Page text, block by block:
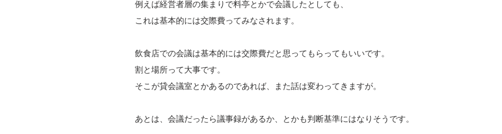
例えば経営者層の集まりで料亭とかで会議したとしても、
これは基本的には交際費ってみなされます。
飲食店での会議は基本的には交際費だと思ってもらってもいいです。
割と場所って大事です。
そこが貸会議室とかあるのであれば、また話は変わってきますが。
あとは、会議だったら議事録があるか、とかも判断基準にはなりそうです。